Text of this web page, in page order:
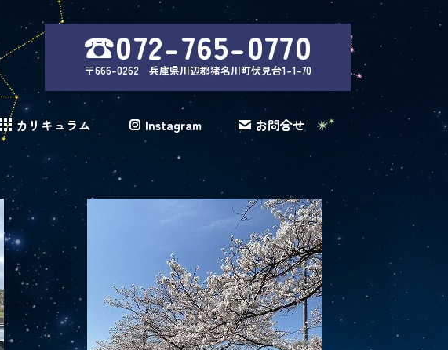
☎072-765-0770
〒666-0262 兵庫県川辺郡猪名川町伏見台1-1-70
カリキュラム Instagram お問合せ